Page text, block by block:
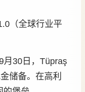
（全球行业平
月30日，Tüpraş
储备。在高利